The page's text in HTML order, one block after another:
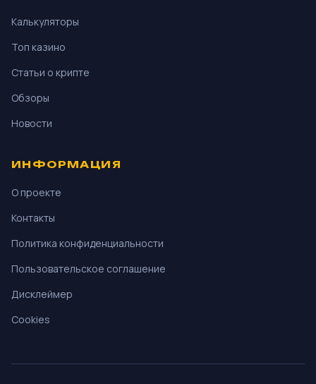
Калькуляторы
Топ казино
Статьи о крипте
Обзоры
Новости
ИНФОРМАЦИЯ
О проекте
Контакты
Политика конфиденциальности
Пользовательское соглашение
Дисклеймер
Cookies